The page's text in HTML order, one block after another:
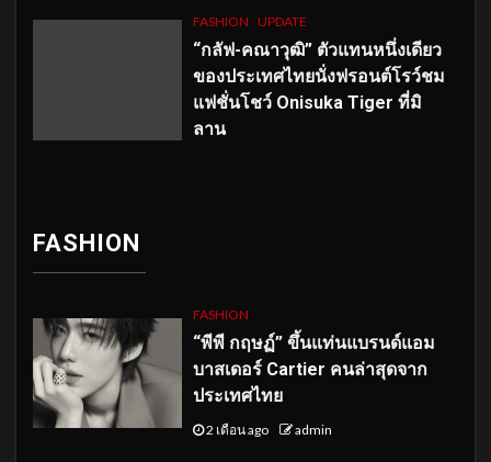
FASHION UPDATE
“กลัฟ-คณาวุฒิ” ตัวแทนหนึ่งเดียว
ของประเทศไทยนั่งฟรอนต์โรว์ชม
แฟชั่นโชว์ Onisuka Tiger ที่มิ
ลาน
FASHION
FASHION
“พีพี กฤษฏ์” ขึ้นแท่นแบรนด์แอม
บาสเดอร์ Cartier คนล่าสุดจาก
ประเทศไทย
2 เดือน ago admin